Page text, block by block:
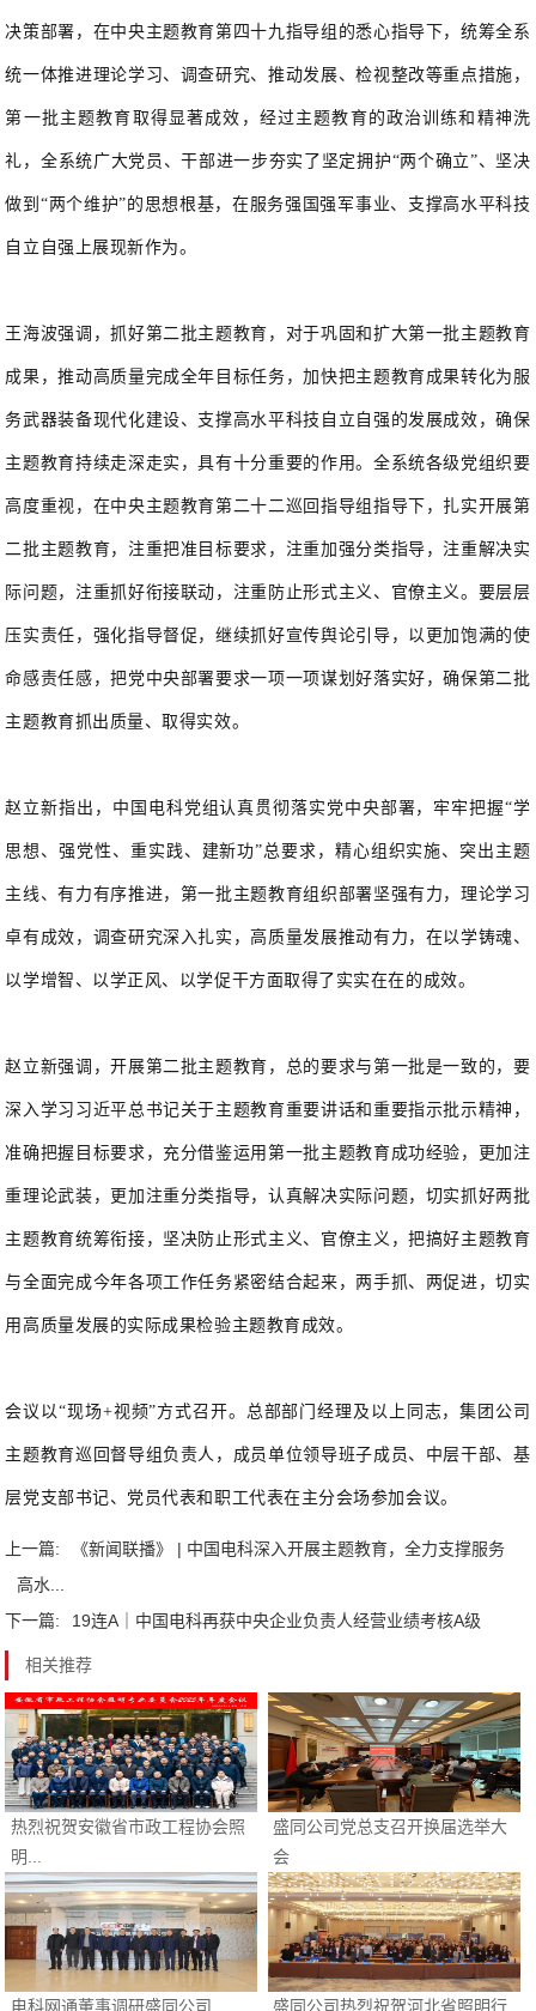
决策部署，在中央主题教育第四十九指导组的悉心指导下，统筹全系
统一体推进理论学习、调查研究、推动发展、检视整改等重点措施，
第一批主题教育取得显著成效，经过主题教育的政治训练和精神洗
礼，全系统广大党员、干部进一步夯实了坚定拥护“两个确立”、坚决
做到“两个维护”的思想根基，在服务强国强军事业、支撑高水平科技
自立自强上展现新作为。
王海波强调，抓好第二批主题教育，对于巩固和扩大第一批主题教育
成果，推动高质量完成全年目标任务，加快把主题教育成果转化为服
务武器装备现代化建设、支撑高水平科技自立自强的发展成效，确保
主题教育持续走深走实，具有十分重要的作用。全系统各级党组织要
高度重视，在中央主题教育第二十二巡回指导组指导下，扎实开展第
二批主题教育，注重把准目标要求，注重加强分类指导，注重解决实
际问题，注重抓好衔接联动，注重防止形式主义、官僚主义。要层层
压实责任，强化指导督促，继续抓好宣传舆论引导，以更加饱满的使
命感责任感，把党中央部署要求一项一项谋划好落实好，确保第二批
主题教育抓出质量、取得实效。
赵立新指出，中国电科党组认真贯彻落实党中央部署，牢牢把握“学
思想、强党性、重实践、建新功”总要求，精心组织实施、突出主题
主线、有力有序推进，第一批主题教育组织部署坚强有力，理论学习
卓有成效，调查研究深入扎实，高质量发展推动有力，在以学铸魂、
以学增智、以学正风、以学促干方面取得了实实在在的成效。
赵立新强调，开展第二批主题教育，总的要求与第一批是一致的，要
深入学习习近平总书记关于主题教育重要讲话和重要指示批示精神，
准确把握目标要求，充分借鉴运用第一批主题教育成功经验，更加注
重理论武装，更加注重分类指导，认真解决实际问题，切实抓好两批
主题教育统筹衔接，坚决防止形式主义、官僚主义，把搞好主题教育
与全面完成今年各项工作任务紧密结合起来，两手抓、两促进，切实
用高质量发展的实际成果检验主题教育成效。
会议以“现场+视频”方式召开。总部部门经理及以上同志，集团公司
主题教育巡回督导组负责人，成员单位领导班子成员、中层干部、基
层党支部书记、党员代表和职工代表在主分会场参加会议。
上一篇:
《新闻联播》 | 中国电科深入开展主题教育，全力支撑服务
高水...
下一篇:
19连A｜中国电科再获中央企业负责人经营业绩考核A级
相关推荐
热烈祝贺安徽省市政工程协会照
明...
盛同公司党总支召开换届选举大
会
电科网通董事调研盛同公司 盛同公司热烈祝贺河北省照明行